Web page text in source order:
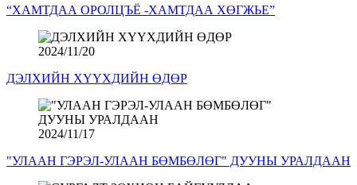
“ХАМТДАА ОРОЛЦЪЁ -ХАМТДАА ХӨГЖЬЕ”
2024/11/20
ДЭЛХИЙН ХҮҮХДИЙН ӨДӨР
2024/11/17
"УЛААН ГЭРЭЛ-УЛААН БӨМБӨЛӨГ" ДУУНЫ УРАЛДААН